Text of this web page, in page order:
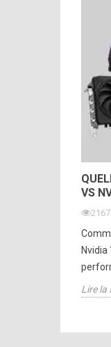
VS
Lire la